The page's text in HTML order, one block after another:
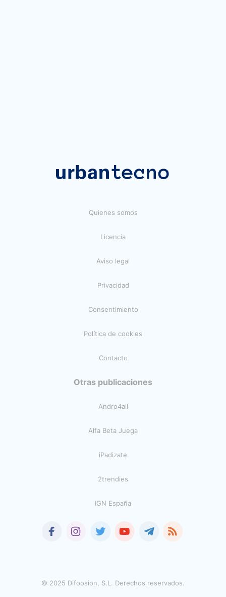
Quienes somos
Licencia
Aviso legal
Privacidad
Consentimiento
Política de cookies
Contacto
Otras publicaciones
Andro4all
Alfa Beta Juega
iPadizate
2trendies
IGN España
© 2025 Difoosion, S.L. Derechos reservados.